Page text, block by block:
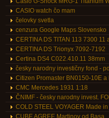
CASIO watch čo mam
čelovky svetla
cenzura Google Maps Slovensko
CERTINA DS TITAN 113 7300 11
CERTINA DS Trionyx 7092-7192
Certina DS4 C022.410.11 38mm
česky narodny investičny fond -
Citizen Promaster BN0150-10E a
CMC Mercedes 1931 1:18
ČNIMF - česky narodny invest.
COLD STEEL VOYAGER Made in
CUBE AGREE Martinov od Basa